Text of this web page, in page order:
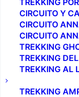
TREKKING
CIRCUITO Y
CIRCUITO
CIRCUITO
TREKKING
TREKKING
TREKKING AL
TREKKING